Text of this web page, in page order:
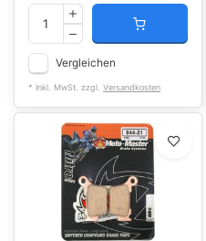
Vergleichen
* Inkl. MwSt. zzgl. Versandkosten